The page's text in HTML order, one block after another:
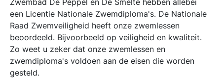
Zwembad De Peppel en De Smelte hebben allebei
een Licentie Nationale Zwemdiploma's. De Nationale
Raad Zwemveiligheid heeft onze zwemlessen
beoordeeld. Bijvoorbeeld op veiligheid en kwaliteit.
Zo weet u zeker dat onze zwemlessen en
zwemdiploma's voldoen aan de eisen die worden
gesteld.